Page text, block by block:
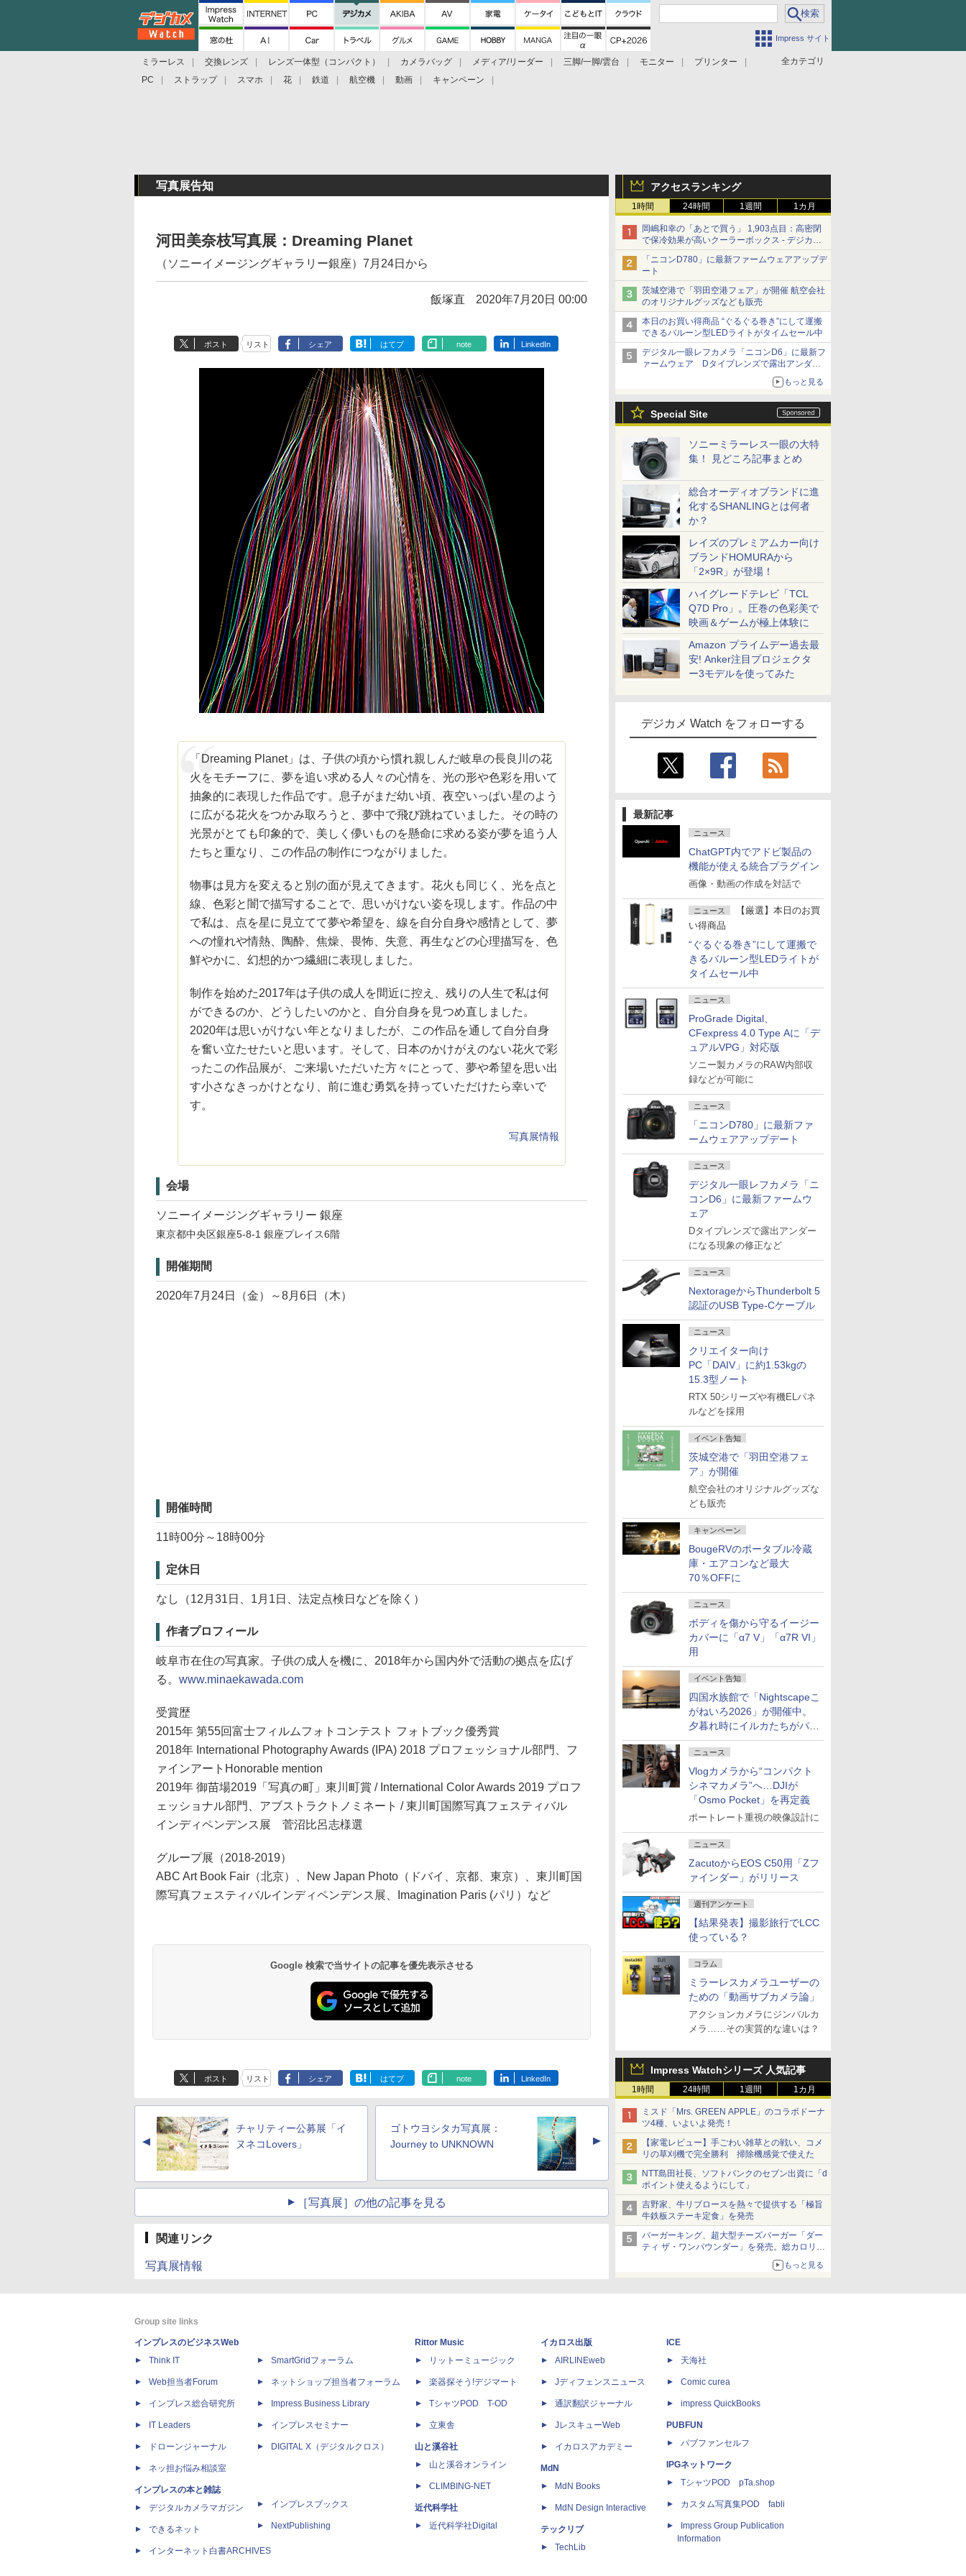
Impress サイト
全カテゴリ
ミラーレス 交換レンズ レンズ一体型（コンパクト） カメラバッグ メディア/リーダー 三脚/一脚/雲台 モニター
プリンター
PC
ストラップ スマホ 花 鉄道 航空機 動画 キャンペーン
アクセスランキング
1時間 24時間 1週間 1カ月
岡嶋和幸の「あとで買う」 1,903点目：高密閉
で保冷効果が高いクーラーボックス - デジカメ
Watch
「ニコンD780」に最新ファームウェアアップデ
ート
茨城空港で「羽田空港フェア」が開催 航空会社
のオリジナルグッズなども販売
本日のお買い得商品 “ぐるぐる巻き”にして運搬
できるバルーン型LEDライトがタイムセール中
デジタル一眼レフカメラ「ニコンD6」に最新フ
ァームウェア Dタイプレンズで露出アンダー
もっと見る
Special Site
ソニーミラーレス一眼の大特
集！ 見どころ記事まとめ
総合オーディオブランドに進
化するSHANLINGとは何者
か？
レイズのプレミアムカー向け
ブランドHOMURAから
「2×9R」が登場！
ハイグレードテレビ「TCL
Q7D Pro」。圧巻の色彩美で
映画＆ゲームが極上体験に
Amazon プライムデー過去最
安! Anker注目プロジェクタ
ー3モデルを使ってみた
デジカメ Watch をフォローする
最新記事
ニュース
ChatGPT内でアドビ製品の
機能が使える統合プラグイン
画像・動画の作成を対話で
ニュース
【厳選】本日のお買
い得商品
“ぐるぐる巻き”にして運搬で
きるバルーン型LEDライトが
タイムセール中
ニュース
ProGrade Digital、
CFexpress 4.0 Type Aに「デ
ュアルVPG」対応版
ソニー製カメラのRAW内部収
録などが可能に
ニュース
「ニコンD780」に最新ファ
ームウェアアップデート
ニュース
デジタル一眼レフカメラ「ニ
コンD6」に最新ファームウ
ェア
Dタイプレンズで露出アンダー
になる現象の修正など
ニュース
NextorageからThunderbolt 5
認証のUSB Type-Cケーブル
ニュース
クリエイター向け
PC「DAIV」に約1.53kgの
15.3型ノート
RTX 50シリーズや有機ELパネ
ルなどを採用
イベント告知
茨城空港で「羽田空港フェ
ア」が開催
航空会社のオリジナルグッズな
ども販売
キャンペーン
BougeRVのポータブル冷蔵
庫・エアコンなど最大
70％OFFに
ニュース
ボディを傷から守るイージー
カバーに「α7 V」「α7R VI」
用
イベント告知
四国水族館で「Nightscapeこ
がねいろ2026」が開催中。
夕暮れ時にイルカたちがパフ
ォーマンスを繰り広げる
ニュース
Vlogカメラから“コンパクト
シネマカメラ”へ…DJIが
「Osmo Pocket」を再定義
ポートレート重視の映像設計に
ニュース
ZacutoからEOS C50用「Zフ
ァインダー」がリリース
週刊アンケート
【結果発表】撮影旅行でLCC
使っている？
コラム
ミラーレスカメラユーザーの
ための「動画サブカメラ論」
アクションカメラにジンバルカ
メラ……その実質的な違いは？
Impress Watchシリーズ 人気記事
1時間 24時間 1週間 1カ月
ミスド「Mrs. GREEN APPLE」のコラボドーナ
ツ4種、いよいよ発売！
【家電レビュー】手ごわい雑草との戦い、コメ
リの草刈機で完全勝利 掃除機感覚で使えた
NTT島田社長、ソフトバンクのセブン出資に「d
ポイント使えるようにして」
吉野家、牛リブロースを熱々で提供する「極旨
牛鉄板ステーキ定食」を発売
バーガーキング、超大型チーズバーガー「ダー
ティ ザ・ワンパウンダー」を発売。総カロリー
もっと見る
写真展告知
河田美奈枝写真展：Dreaming Planet
（ソニーイメージングギャラリー銀座）7月24日から
飯塚直 2020年7月20日 00:00
ポスト リスト シェア はてブ note LinkedIn
「Dreaming Planet」は、子供の頃から慣れ親しんだ岐阜の長良川の花
火をモチーフに、夢を追い求める人々の心情を、光の形や色彩を用いて
抽象的に表現した作品です。息子がまだ幼い頃、夜空いっぱい星のよう
に広がる花火をつかみ取ろうと、夢中で飛び跳ねていました。その時の
光景がとても印象的で、美しく儚いものを懸命に求める姿が夢を追う人
たちと重なり、この作品の制作につながりました。
物事は見方を変えると別の面が見えてきます。花火も同じく、光を点と
線、色彩と闇で描写することで、思いがけない姿を現します。作品の中
で私は、点を星に見立てて夢や希望を、線を自分自身や感情として、夢
への憧れや情熱、陶酔、焦燥、畏怖、失意、再生などの心理描写を、色
鮮やかに、幻想的かつ繊細に表現しました。
制作を始めた2017年は子供の成人を間近に控え、残りの人生で私は何
ができるのか、どうしたいのかと、自分自身を見つめ直しました。
2020年は思いがけない年となりましたが、この作品を通して自分自身
を奮い立たせたいと思います。そして、日本のかけがえのない花火で彩
ったこの作品展が、ご来場いただいた方々にとって、夢や希望を思い出
す小さなきっかけとなり、前に進む勇気を持っていただけたら幸いで
す。
写真展情報
会場
ソニーイメージングギャラリー 銀座
東京都中央区銀座5-8-1 銀座プレイス6階
開催期間
2020年7月24日（金）～8月6日（木）
開催時間
11時00分～18時00分
定休日
なし（12月31日、1月1日、法定点検日などを除く）
作者プロフィール
岐阜市在住の写真家。子供の成人を機に、2018年から国内外で活動の拠点を広げ
る。 www.minaekawada.com
受賞歴
2015年 第55回富士フィルムフォトコンテスト フォトブック優秀賞
2018年 International Photography Awards (IPA) 2018 プロフェッショナル部門、フ
ァインアートHonorable mention
2019年 御苗場2019「写真の町」東川町賞 / International Color Awards 2019 プロフ
ェッショナル部門、アブストラクトノミネート / 東川町国際写真フェスティバル
インディペンデンス展 菅沼比呂志様選
グループ展（2018-2019）
ABC Art Book Fair（北京）、New Japan Photo（ドバイ、京都、東京）、東川町国
際写真フェスティバルインディペンデンス展、Imagination Paris (パリ）など
Google 検索で当サイトの記事を優先表示させる
ポスト リスト シェア はてブ note LinkedIn
▲
チャリティー公募展「イ
ヌネコLovers」
ゴトウヨシタカ写真展：
Journey to UNKNOWN
▲
［写真展］の他の記事を見る
関連リンク
写真展情報
Group site links
インプレスのビジネスWeb
Think IT
Web担当者Forum
インプレス総合研究所
IT Leaders
ドローンジャーナル
ネッ担お悩み相談室
インプレスの本と雑誌
デジタルカメラマガジン
できるネット
インターネット白書ARCHIVES
SmartGridフォーラム
ネットショップ担当者フォーラム
Impress Business Library
インプレスセミナー
DIGITAL X（デジタルクロス）
インプレスブックス
NextPublishing
Rittor Music
リットーミュージック
楽器探そう!デジマート
TシャツPOD T-OD
立東舎
山と溪谷社
山と溪谷オンライン
CLIMBING-NET
近代科学社
近代科学社Digital
イカロス出版
AIRLINEweb
Jディフェンスニュース
通訳翻訳ジャーナル
JレスキューWeb
イカロスアカデミー
MdN
MdN Books
MdN Design Interactive
テックリブ
TechLib
ICE
天海社
Comic curea
impress QuickBooks
PUBFUN
パブファンセルフ
IPGネットワーク
TシャツPOD pTa.shop
カスタム写真集POD fabli
Impress Group Publication
Information